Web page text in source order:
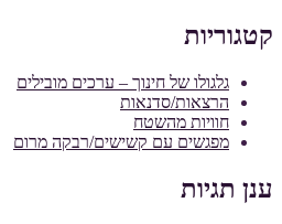
קטגוריות
גלגולו של חינוך – ערכים מובילים
הרצאות/סדנאות
חוויות מהשטח
מפגשים עם קשישים/רבקה מרום
ענן תגיות